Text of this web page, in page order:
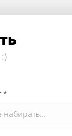
*
набирать...